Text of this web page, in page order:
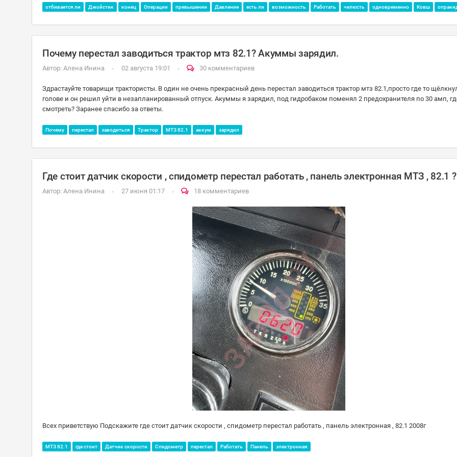
отбивается ли Джойстик конец Операции превышении Давление есть ли возможность Работать челюсть одновременно Ковш
Почему перестал заводиться трактор мтз 82.1? Акуммы зарядил.
Автор: Алена Инина 02 августа 19:01 30 комментариев
Здрастауйте товарищи трактористы. В один не очень прекрасный день перестал заводиться трактор мтз 82.1,просто где то
голове и он решил уйти в незапланированный отпуск. Акуммы я зарядил, под гидробаком поменял 2 предохранителя по 30 амп,
смотреть? Заранее спасибо за ответы.
Почему перестал заводиться Трактор МТЗ 82.1 аккум зарядил
Где стоит датчик скорости , спидометр перестал работать , панель электронная МТЗ , 82.1 ?
Автор: Алена Инина 27 июня 01:17 18 комментариев
Всех приветствую Подскажите где стоит датчик скорости , спидометр перестал работать , панель электронная , 82.1 2008г
МТЗ 82.1 где стоит Датчик скорости Спидометр перестал Работать Панель электронная